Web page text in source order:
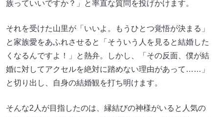
族っていいですか？」と率直な質問を投げかけます。
それを受けた山里が「いいよ。もうひとつ覚悟が決まる」
と家族愛をあふれさせると「そういう人を見ると結婚した
くなるんですよ！」と熱弁。しかし、「その反面、僕が結
婚に対してアクセルを絶対に踏めない理由があって……」
と切り出し、自身の結婚観を打ち明けます。
そんな2人が目指したのは、縁結びの神様がいると人気の